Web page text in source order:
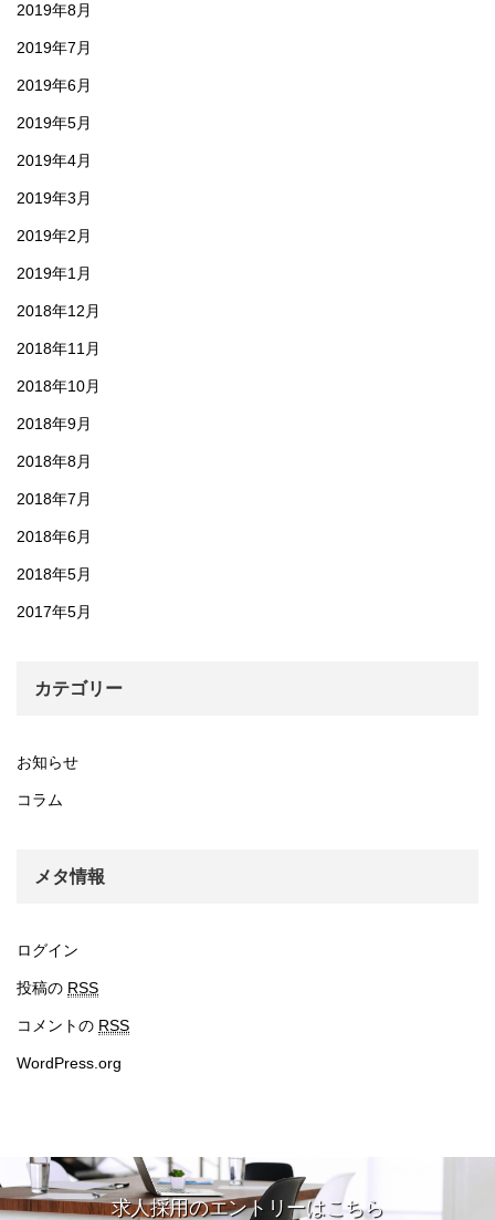
2019年8月
2019年7月
2019年6月
2019年5月
2019年4月
2019年3月
2019年2月
2019年1月
2018年12月
2018年11月
2018年10月
2018年9月
2018年8月
2018年7月
2018年6月
2018年5月
2017年5月
カテゴリー
お知らせ
コラム
メタ情報
ログイン
投稿の RSS
コメントの RSS
WordPress.org
求人採用のエントリーはこちら